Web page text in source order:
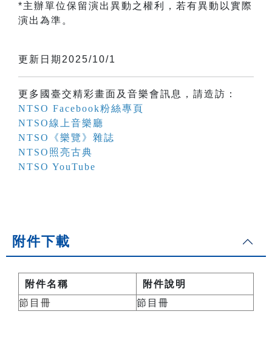
*主辦單位保留演出異動之權利，若有異動以實際
演出為準。
更新日期2025/10/1
更多國臺交精彩畫面及音樂會訊息，請造訪：
NTSO Facebook粉絲專頁
NTSO線上音樂廳
NTSO《樂覽》雜誌
NTSO照亮古典
NTSO YouTube
附件下載
附件名稱
附件說明
節目冊
節目冊